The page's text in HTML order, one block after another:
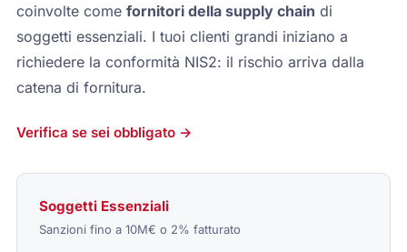
coinvolte come fornitori della supply chain di
soggetti essenziali. I tuoi clienti grandi iniziano a
richiedere la conformità NIS2: il rischio arriva dalla
catena di fornitura.
Verifica se sei obbligato →
Soggetti Essenziali
Sanzioni fino a 10M€ o 2% fatturato